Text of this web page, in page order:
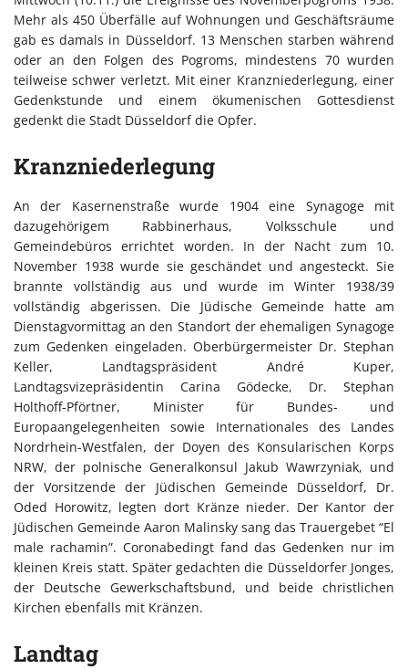
Mehr als 450 Überfälle auf Wohnungen und Geschäftsräume
gab es damals in Düsseldorf. 13 Menschen starben während
oder an den Folgen des Pogroms, mindestens 70 wurden
teilweise schwer verletzt. Mit einer Kranzniederlegung, einer
Gedenkstunde und einem ökumenischen Gottesdienst
gedenkt die Stadt Düsseldorf die Opfer.
Kranzniederlegung
An der Kasernenstraße wurde 1904 eine Synagoge mit
dazugehörigem Rabbinerhaus, Volksschule und
Gemeindebüros errichtet worden. In der Nacht zum 10.
November 1938 wurde sie geschändet und angesteckt. Sie
brannte vollständig aus und wurde im Winter 1938/39
vollständig abgerissen. Die Jüdische Gemeinde hatte am
Dienstagvormittag an den Standort der ehemaligen Synagoge
zum Gedenken eingeladen. Oberbürgermeister Dr. Stephan
Keller, Landtagspräsident André Kuper,
Landtagsvizepräsidentin Carina Gödecke, Dr. Stephan
Holthoff-Pförtner, Minister für Bundes- und
Europaangelegenheiten sowie Internationales des Landes
Nordrhein-Westfalen, der Doyen des Konsularischen Korps
NRW, der polnische Generalkonsul Jakub Wawrzyniak, und
der Vorsitzende der Jüdischen Gemeinde Düsseldorf, Dr.
Oded Horowitz, legten dort Kränze nieder. Der Kantor der
Jüdischen Gemeinde Aaron Malinsky sang das Trauergebet “El
male rachamin”. Coronabedingt fand das Gedenken nur im
kleinen Kreis statt. Später gedachten die Düsseldorfer Jonges,
der Deutsche Gewerkschaftsbund, und beide christlichen
Kirchen ebenfalls mit Kränzen.
Landtag